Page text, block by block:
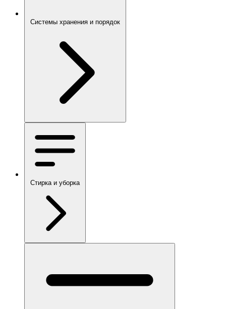
Системы хранения и порядок
Стирка и уборка